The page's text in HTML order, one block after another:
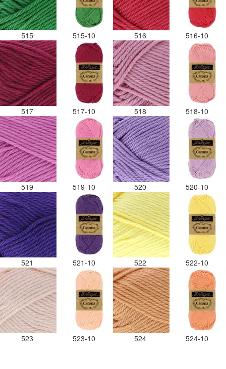
515 515-10 516 516-10
517 517-10 518 518-10
519 519-10 520 520-10
521 521-10 522 522-10
523 523-10 524 524-10